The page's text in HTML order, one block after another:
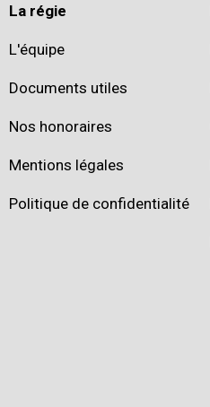
La régie
L'équipe
Documents utiles
Nos honoraires
Mentions légales
Politique de confidentialité